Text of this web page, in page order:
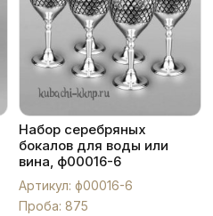
Набор серебряных
бокалов для воды или
вина, ф00016-6
Артикул: ф00016-6
Проба: 875